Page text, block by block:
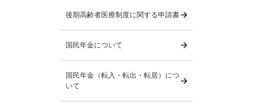
後期高齢者医療制度に関する申請書
国民年金について
国民年金（転入・転出・転居）につ
いて